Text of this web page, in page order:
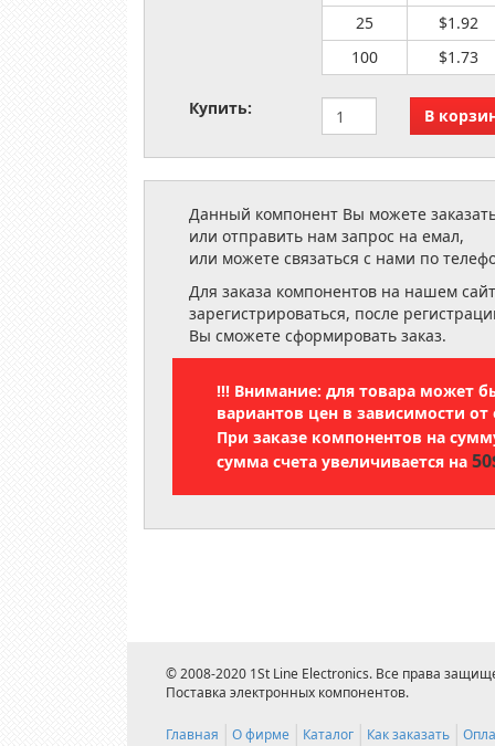
25
$1.92
100
$1.73
Купить:
Данный компонент Вы можете
или отправить нам запрос на емал,
или можете связаться с нами по
Для заказа компонентов на нашем
зарегистрироваться, после
Вы сможете сформировать заказ.
!!! Внимание: для товара может
вариантов цен в зависимости от
При заказе компонентов на
сумма счета увеличивается на
© 2008-2020 1St Line Electronics. Все права
Поставка электронных компонентов.
Главная О фирме Каталог Как заказать